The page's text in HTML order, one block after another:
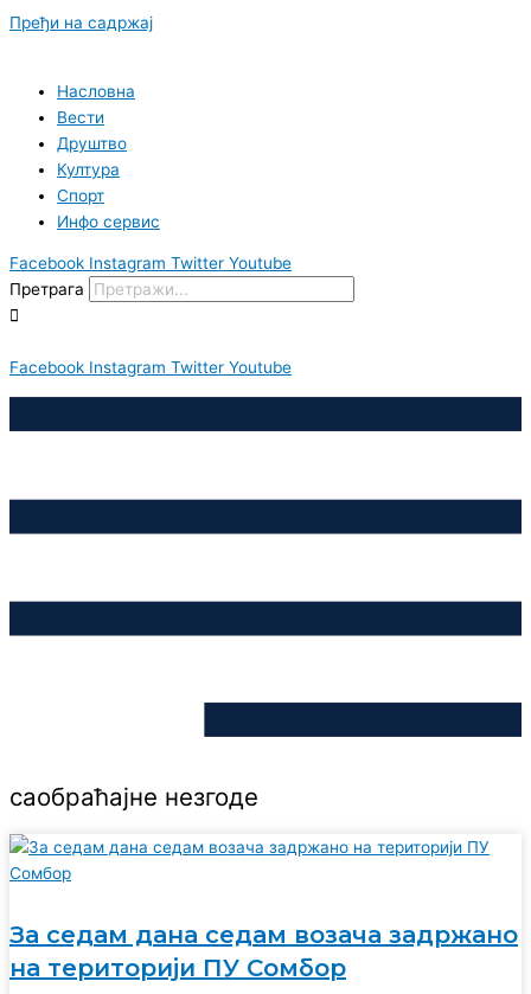
Пређи на садржај
Насловна
Вести
Друштво
Култура
Спорт
Инфо сервис
Facebook Instagram Twitter Youtube
Претрага
Facebook Instagram Twitter Youtube
саобраћајне незгоде
За седам дана седам возача задржано
на територији ПУ Сомбор